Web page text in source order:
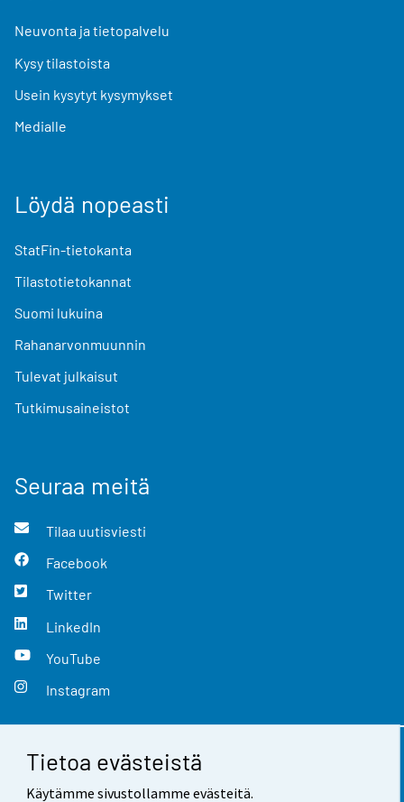
Tietoa evästeistä
Käytämme sivustollamme evästeitä.
Neuvonta ja tietopalvelu
Kysy tilastoista
Usein kysytyt kysymykset
Medialle
Löydä nopeasti
StatFin-tietokanta
Tilastotietokannat
Suomi lukuina
Rahanarvonmuunnin
Tulevat julkaisut
Tutkimusaineistot
Seuraa meitä
Tilaa uutisviesti
Facebook
Twitter
LinkedIn
YouTube
Instagram
Yhteystiedot